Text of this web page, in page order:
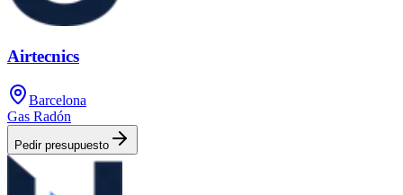
Airtecnics
Barcelona
Gas Radón
Pedir presupuesto